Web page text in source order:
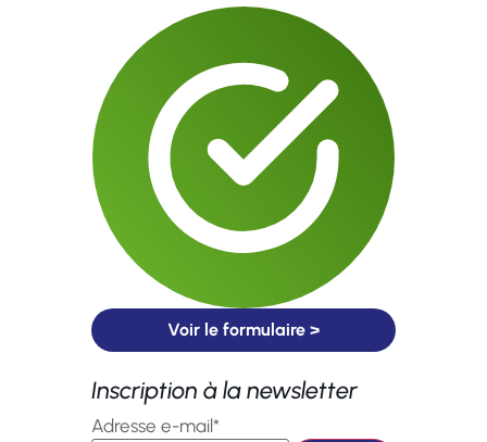
Voir le formulaire >
Inscription à la newsletter
Adresse e-mail*